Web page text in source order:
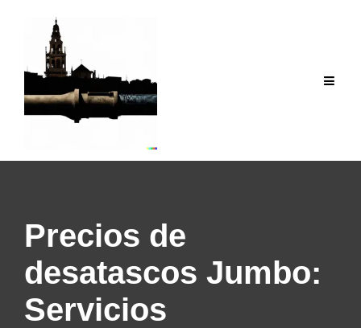
contenido
Precios de
desatascos Jumbo:
Servicios